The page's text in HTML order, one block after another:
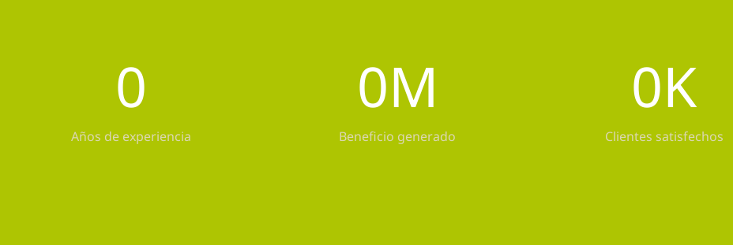
0
Años de experiencia
0M
Beneficio generado
0K
Clientes satisfechos